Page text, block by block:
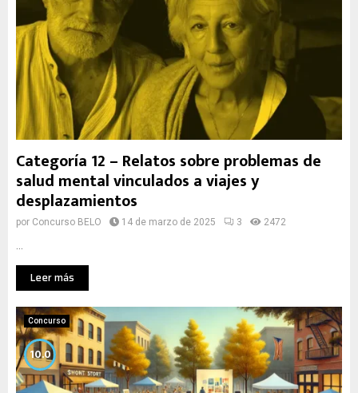
Categoría 12 – Relatos sobre problemas de
salud mental vinculados a viajes y
desplazamientos
por Concurso BELO 14 de marzo de 2025 3 2472
Leer más
Concurso
10.0